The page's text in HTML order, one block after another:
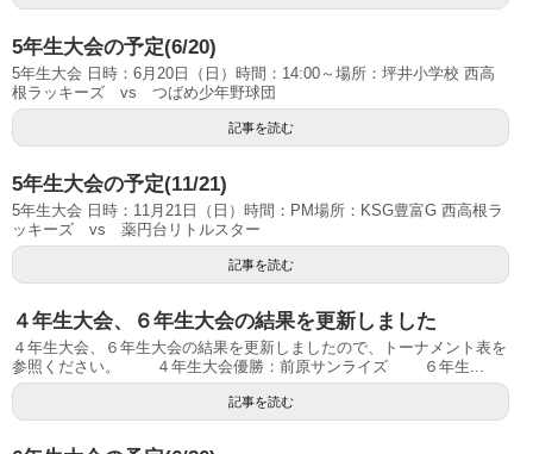
5年生大会の予定(6/20)
5年生大会 日時：6月20日（日）時間：14:00～場所：坪井小学校 西高
根ラッキーズ vs つばめ少年野球団
記事を読む
5年生大会の予定(11/21)
5年生大会 日時：11月21日（日）時間：PM場所：KSG豊富G 西高根ラ
ッキーズ vs 薬円台リトルスター
記事を読む
４年生大会、６年生大会の結果を更新しました
４年生大会、６年生大会の結果を更新しましたので、トーナメント表を
参照ください。 ４年生大会優勝：前原サンライズ ６年生...
記事を読む